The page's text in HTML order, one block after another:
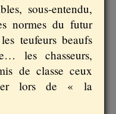
sous-entendu,
normes du futur
teufeurs beaufs
les chasseurs,
de classe ceux
lors de « la